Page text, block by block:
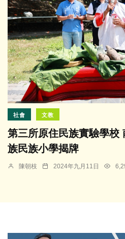
社會 文教
第三所原住民族實驗學校
族民族小學揭牌
陳朝枝 2024年九月11日